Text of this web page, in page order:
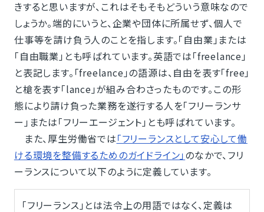
きすると思いますが、これはそもそもどういう意味なので
しょうか。端的にいうと、企業や団体に所属せず、個人で
仕事等を請け負う人のことを指します。「自由業」または
「自由職業」とも呼ばれています。英語では「freelance」
と表記します。「freelance」の語源は、自由を表す「free」
と槍を表す「lance」が組み合わさったものです。この形
態により請け負った業務を遂行する人を「フリーランサ
ー」または「フリーエージェント」とも呼ばれています。
また、厚生労働省では「フリーランスとして安心して働
ける環境を整備するためのガイドライン」のなかで、フリ
ーランスについて以下のように定義しています。
「フリーランス」とは法令上の用語ではなく、定義は